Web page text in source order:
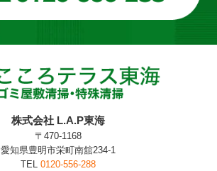
株式会社 L.A.P東海
〒470-1168
愛知県豊明市栄町南舘234-1
TEL 0120-556-288